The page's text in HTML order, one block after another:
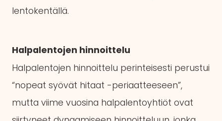
lentokentällä.
Halpalentojen hinnoittelu
Halpalentojen hinnoittelu perinteisesti perustui
“nopeat syövät hitaat -periaatteeseen”,
mutta viime vuosina halpalentoyhtiöt ovat